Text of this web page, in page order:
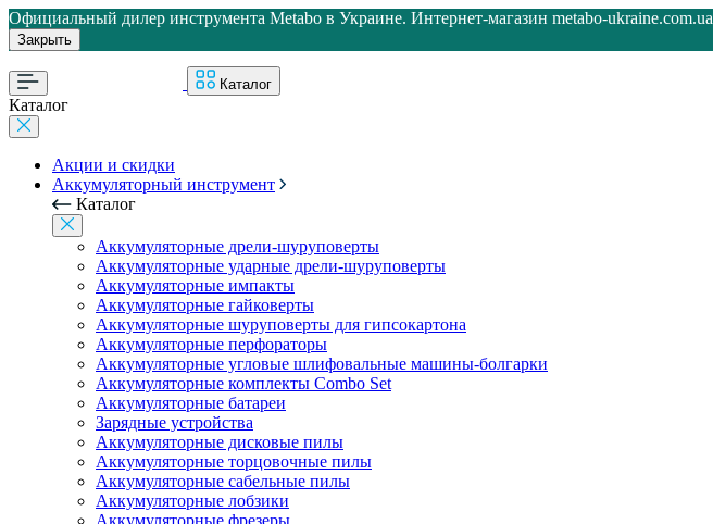
Официальный дилер инструмента Metabo в Украине. Интернет-магазин metabo-ukraine.com.ua
Закрыть
Каталог
Каталог
Акции и скидки
Аккумуляторный инструмент
Каталог
Аккумуляторные дрели-шуруповерты
Аккумуляторные ударные дрели-шуруповерты
Аккумуляторные импакты
Аккумуляторные гайковерты
Аккумуляторные шуруповерты для гипсокартона
Аккумуляторные перфораторы
Аккумуляторные угловые шлифовальные машины-болгарки
Аккумуляторные комплекты Combo Set
Аккумуляторные батареи
Зарядные устройства
Аккумуляторные дисковые пилы
Аккумуляторные торцовочные пилы
Аккумуляторные сабельные пилы
Аккумуляторные лобзики
Аккумуляторные фрезеры